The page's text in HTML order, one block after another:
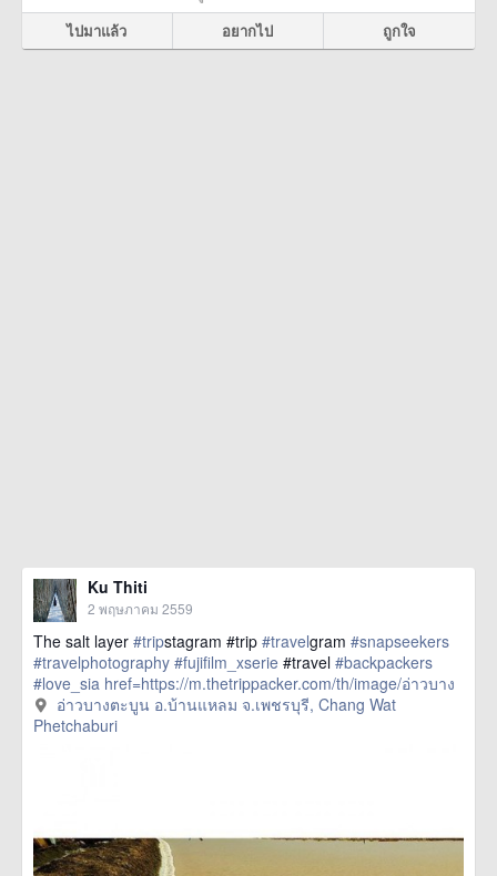
ไปมาแล้ว อยากไป ถูกใจ
Ku Thiti
2 พฤษภาคม 2559
The salt layer #tripstagram #trip #travelgram #snapseekers
#travelphotography #fujifilm_xserie #travel #backpackers
#love_sia href=https://m.thetrippacker.com/th/image/อ่าวบาง
ตะบูนอบ้านแหลมจเพชรบุรี/193887> more
อ่าวบางตะบูน อ.บ้านแหลม จ.เพชรบุรี, Chang Wat
Phetchaburi